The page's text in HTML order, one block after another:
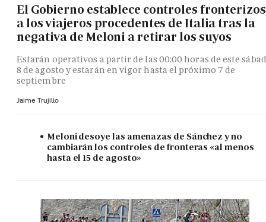
El Gobierno establece controles fronterizos
a los viajeros procedentes de Italia tras la
negativa de Meloni a retirar los suyos
Estarán operativos a partir de las 00:00 horas de este
8 de agosto y estarán en vigor hasta el próximo 7 de
septiembre
Jaime Trujillo
Meloni desoye las amenazas de Sánchez y no
cambiarán los controles de fronteras «al menos
hasta el 15 de agosto»